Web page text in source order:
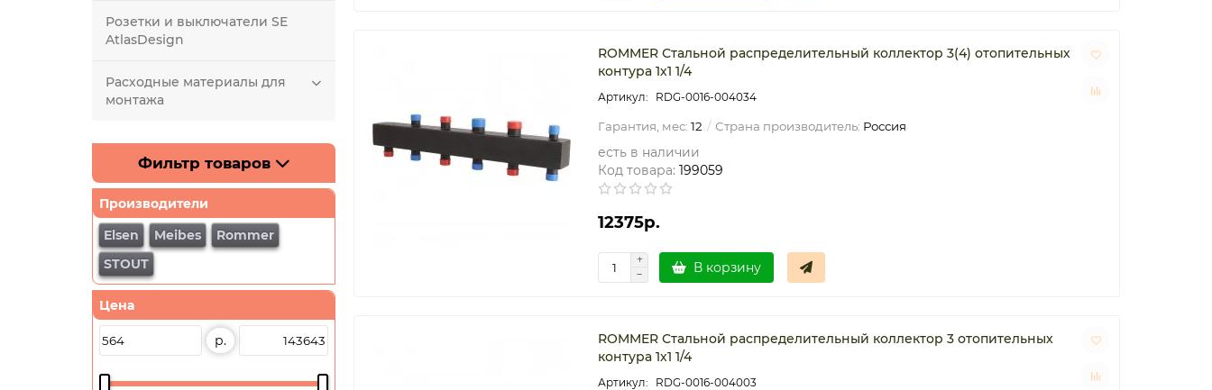
Розетки и выключатели SE
AtlasDesign
Расходные материалы для
монтажа
Фильтр товаров
Производители
Elsen
Meibes
Rommer
STOUT
Цена
р.
ROMMER Стальной распределительный коллектор 3(4) отопительных
контура 1х1 1/4
RDG-0016-004034
Гарантия, мес: 12 Страна производитель: Россия
есть в наличии
Код товара: 199059
12375р.
В корзину
ROMMER Стальной распределительный коллектор 3 отопительных
контура 1х1 1/4
RDG-0016-004003